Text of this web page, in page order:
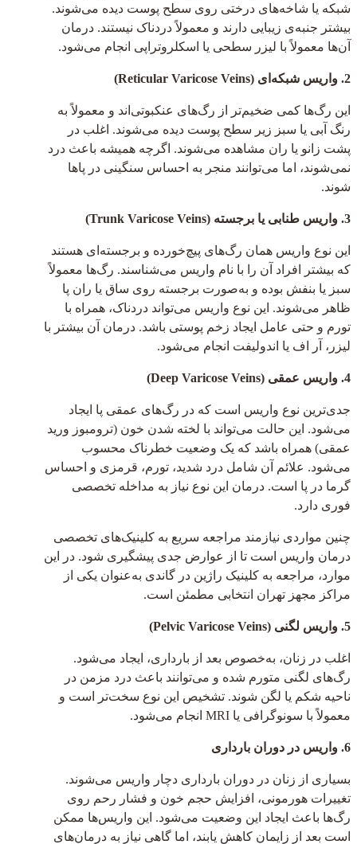
شبکه یا شاخه‌های درختی روی سطح پوست دیده می‌شوند.
بیشتر جنبه‌ی زیبایی دارند و معمولاً دردناک نیستند. درمان
آن‌ها معمولاً با لیزر سطحی یا اسکلروتراپی انجام می‌شود.
2. واریس شبکه‌ای (Reticular Varicose Veins)
این رگ‌ها کمی ضخیم‌تر از رگ‌های عنکبوتی‌اند و معمولاً به
رنگ آبی یا سبز زیر سطح پوست دیده می‌شوند. اغلب در
پشت زانو یا ران مشاهده می‌شوند. اگرچه همیشه باعث درد
نمی‌شوند، اما می‌توانند منجر به احساس سنگینی در پاها
شوند.
3. واریس طنابی یا برجسته (Trunk Varicose Veins)
این نوع واریس همان رگ‌های پیچ‌خورده و برجسته‌ای هستند
که بیشتر افراد آن را با نام واریس می‌شناسند. رگ‌ها معمولاً
سبز یا بنفش بوده و به‌صورت برجسته روی ساق یا ران پا
ظاهر می‌شوند. این نوع واریس می‌تواند دردناک، همراه با
تورم و حتی عامل ایجاد زخم پوستی باشد. درمان آن بیشتر با
لیزر، آر اف یا اندولیفت انجام می‌شود.
4. واریس عمقی (Deep Varicose Veins)
جدی‌ترین نوع واریس است که در رگ‌های عمقی پا ایجاد
می‌شود. این حالت می‌تواند با لخته شدن خون (ترومبوز ورید
عمقی) همراه باشد که یک وضعیت خطرناک محسوب
می‌شود. علائم آن شامل درد شدید، تورم، قرمزی و احساس
گرما در پا است. درمان این نوع نیاز به مداخله تخصصی
فوری دارد.
چنین مواردی نیازمند مراجعه سریع به کلینیک‌های تخصصی
درمان واریس است تا از عوارض جدی پیشگیری شود. در این
موارد، مراجعه به کلینیک راژین در گاندی به‌عنوان یکی از
مراکز مجهز تهران انتخابی مطمئن است.
5. واریس لگنی (Pelvic Varicose Veins)
اغلب در زنان، به‌خصوص بعد از بارداری، ایجاد می‌شود.
رگ‌های لگنی متورم شده و می‌توانند باعث درد مزمن در
ناحیه شکم یا لگن شوند. تشخیص این نوع سخت‌تر است و
معمولاً با سونوگرافی یا MRI انجام می‌شود.
6. واریس در دوران بارداری
بسیاری از زنان در دوران بارداری دچار واریس می‌شوند.
تغییرات هورمونی، افزایش حجم خون و فشار رحم روی
رگ‌ها باعث ایجاد این وضعیت می‌شود. این واریس‌ها ممکن
است بعد از زایمان کاهش یابند، اما گاهی نیاز به درمان‌های